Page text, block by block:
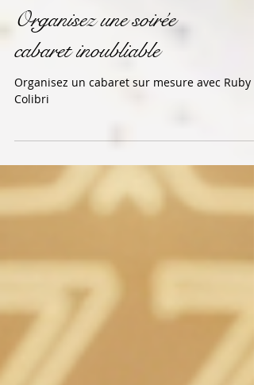
Organisez une soirée
cabaret inoubliable
Organisez un cabaret sur mesure avec Ruby
Colibri